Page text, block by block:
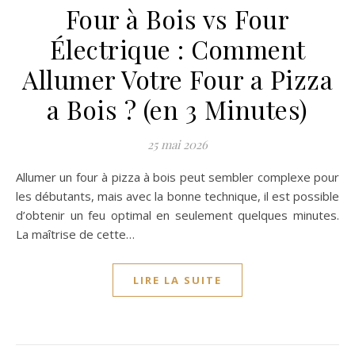
Four à Bois vs Four
Électrique : Comment
Allumer Votre Four a Pizza
a Bois ? (en 3 Minutes)
25 mai 2026
Allumer un four à pizza à bois peut sembler complexe pour
les débutants, mais avec la bonne technique, il est possible
d’obtenir un feu optimal en seulement quelques minutes.
La maîtrise de cette…
LIRE LA SUITE